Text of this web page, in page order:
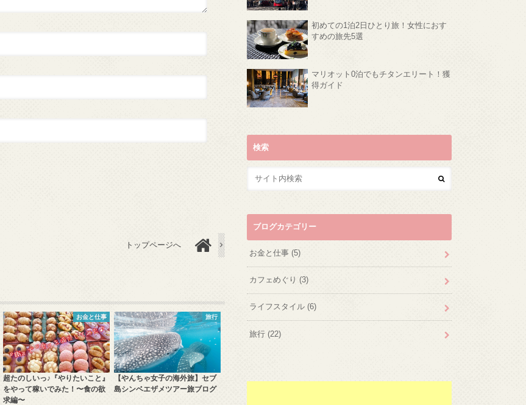
トップページへ
お金と仕事
超たのしいっ♪『やりたいこと』
をやって稼いでみた！〜食の欲
求編〜
旅行
【やんちゃ女子の海外旅】セブ
島シンベエザメツアー旅ブログ
初めての1泊2日ひとり旅！女性におす
すめの旅先5選
マリオット0泊でもチタンエリート！獲
得ガイド
検索
ブログカテゴリー
お金と仕事 (5)
カフェめぐり (3)
ライフスタイル (6)
旅行 (22)